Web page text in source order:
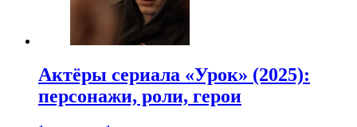
Актёры сериала «Урок» (2025):
персонажи, роли, герои